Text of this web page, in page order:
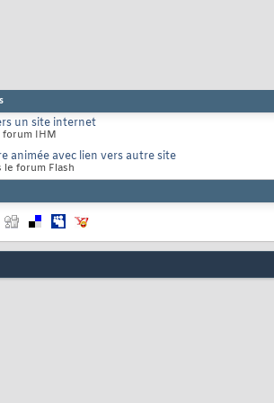
un site internet
forum IHM
animée avec lien vers autre site
le forum Flash